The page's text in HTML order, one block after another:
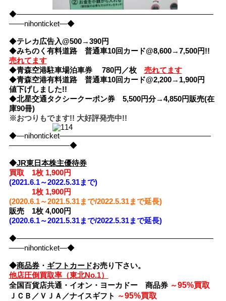
◆――――――――――――――――――――――――――
――nihonticket―◆
◆テレカ広告入@500→390円
◆みちのく有料道路 普通車10回カード@8,600→7,500円!!
売れてます
◆青森空港駐車場泊車券 780円／枚
売れてます
◆青森空港有料道路 普通車10回カード@2,200→1,900円
値下げしました!!
◆北星交通タクシークーポン券 5,500円分→4,850円販売(在
庫90冊)
※おつりもでます!! 大好評発売中!!
◆―nihonticket――――――――――――――――――――
――――――――◆
◆JR東日本株主優待券
買取 1枚 1,900円
(2021.6.1～2022.5.31まで)
1枚1,900円
(2020.6.1～2021.5.31まで/2022.5.31まで延長)
販売 1枚 4,000円
(2020.6.1～2021.5.31まで/2022.5.31まで延長)
◆――――――――――――――――――――――――――
――nihonticket―◆
◆商品券・ ギフトカードお売り下さい。
他店圧倒買取率（東北No.1）
全国百貨店共通・イオン・ヨーカドー 商品券～95%買取
ＪＣＢ／ＶＪＡ／ナイスギフト ～95%買取